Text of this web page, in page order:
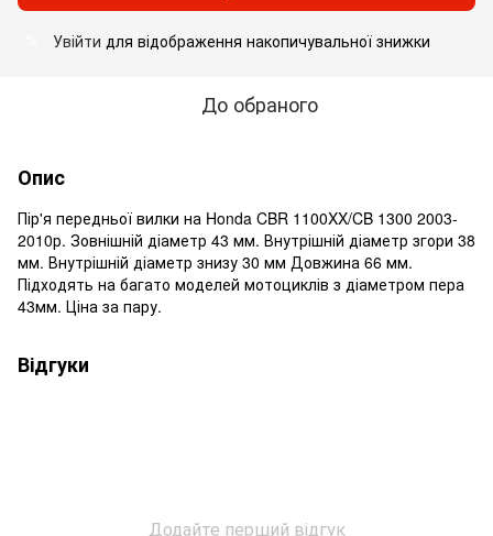
Увійти для відображення накопичувальної знижки
До обраного
Опис
Пір'я передньої вилки на Honda CBR 1100XX/CB 1300 2003-
2010р. Зовнішній діаметр 43 мм. Внутрішній діаметр згори 38
мм. Внутрішній діаметр знизу 30 мм Довжина 66 мм.
Підходять на багато моделей мотоциклів з діаметром пера
43мм. Ціна за пару.
Відгуки
Додайте перший відгук